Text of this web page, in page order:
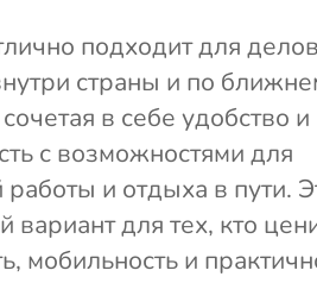
подходит для
страны и по
в себе удобство и
с возможностями для
и отдыха в пути.
вариант для тех, кто
мобильность и